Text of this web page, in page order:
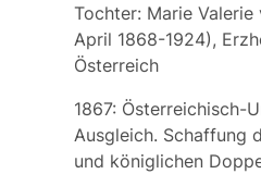
Tochter: Marie
April 1868-1924),
Österreich
1867: Österreichisch-
Ausgleich. Schaffung
und königlichen